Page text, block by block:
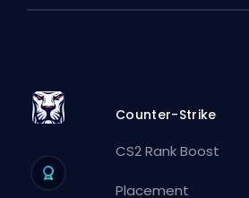
Counter-Strike
CS2 Rank Boost
Placement